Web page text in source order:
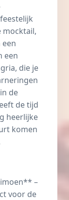
mocktail,
een
die je
de
de tijd
heerlijke
komen
–
voor de